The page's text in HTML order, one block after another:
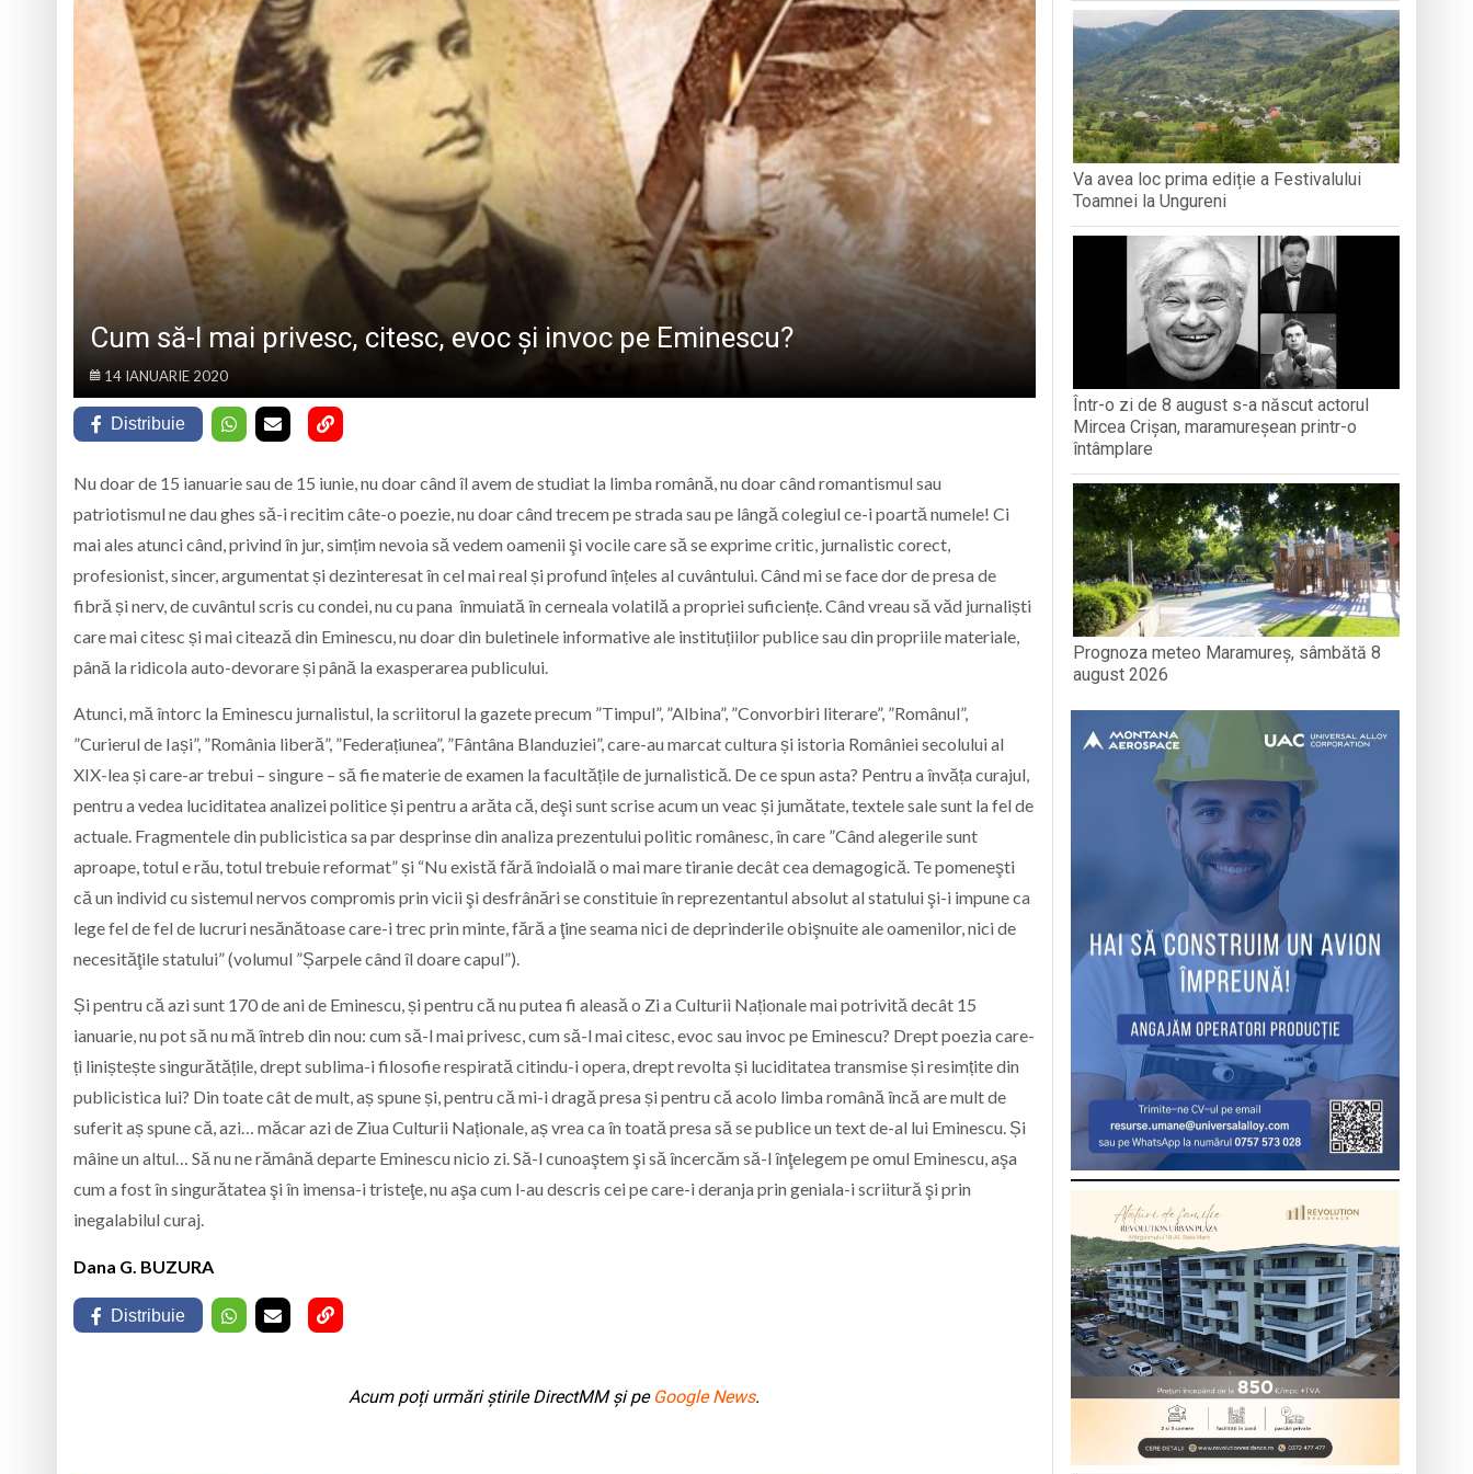
Cod roșu la Borșa. Revin ploile torențiale
Jandarmii avertizează: pajiștile alpine nu sunt trasee off-road
Copiii de la Centrul „Rivulus Pueris” Baia Mare au încheiat o vară plină de aventuri și amintiri
„Iancu de Hunedoara și Baia Mare: istorie, patrimoniu și memorie” – un eveniment dedicat marelui voievod, la
Muzeul Județean de Istorie și Arheologie Maramureș
Cum să-l mai privesc, citesc, evoc și invoc pe Eminescu?
14 IANUARIE 2020
Distribuie
Nu doar de 15 ianuarie sau de 15 iunie, nu doar când îl avem de studiat la limba română, nu doar când romantismul sau
patriotismul ne dau ghes să-i recitim câte-o poezie, nu doar când trecem pe strada sau pe lângă colegiul ce-i poartă numele! Ci
mai ales atunci când, privind în jur, simțim nevoia să vedem oamenii şi vocile care să se exprime critic, jurnalistic corect,
profesionist, sincer, argumentat și dezinteresat în cel mai real și profund înțeles al cuvântului. Când mi se face dor de presa de
fibră și nerv, de cuvântul scris cu condei, nu cu pana înmuiată în cerneala volatilă a propriei suficiențe. Când vreau să văd jurnaliști
care mai citesc și mai citează din Eminescu, nu doar din buletinele informative ale instituțiilor publice sau din propriile materiale,
până la ridicola auto-devorare și până la exasperarea publicului.
Atunci, mă întorc la Eminescu jurnalistul, la scriitorul la gazete precum ”Timpul”, ”Albina”, ”Convorbiri literare”, ”Românul”,
”Curierul de Iași”, ”România liberă”, ”Federațiunea”, ”Fântâna Blanduziei”, care-au marcat cultura și istoria României secolului al
XIX-lea și care-ar trebui – singure – să fie materie de examen la facultățile de jurnalistică. De ce spun asta? Pentru a învăța curajul,
pentru a vedea luciditatea analizei politice și pentru a arăta că, deşi sunt scrise acum un veac și jumătate, textele sale sunt la fel de
actuale. Fragmentele din publicistica sa par desprinse din analiza prezentului politic românesc, în care ”Când alegerile sunt
aproape, totul e rău, totul trebuie reformat” și “Nu există fără îndoială o mai mare tiranie decât cea demagogică. Te pomeneşti
că un individ cu sistemul nervos compromis prin vicii şi desfrânări se constituie în reprezentantul absolut al statului şi-i impune ca
lege fel de fel de lucruri nesănătoase care-i trec prin minte, fără a ţine seama nici de deprinderile obişnuite ale oamenilor, nici de
necesităţile statului” (volumul ”Șarpele când îl doare capul”).
Și pentru că azi sunt 170 de ani de Eminescu, și pentru că nu putea fi aleasă o Zi a Culturii Naționale mai potrivită decât 15
ianuarie, nu pot să nu mă întreb din nou: cum să-l mai privesc, cum să-l mai citesc, evoc sau invoc pe Eminescu? Drept poezia care-
ți liniștește singurătățile, drept sublima-i filosofie respirată citindu-i opera, drept revolta și luciditatea transmise și resimțite din
publicistica lui? Din toate cât de mult, aș spune și, pentru că mi-i dragă presa și pentru că acolo limba română încă are mult de
suferit aș spune că, azi… măcar azi de Ziua Culturii Naționale, aș vrea ca în toată presa să se publice un text de-al lui Eminescu. Și
mâine un altul… Să nu ne rămână departe Eminescu nicio zi. Să-l cunoaştem şi să încercăm să-l înţelegem pe omul Eminescu, aşa
cum a fost în singurătatea şi în imensa-i tristeţe, nu aşa cum l-au descris cei pe care-i deranja prin geniala-i scriitură şi prin
inegalabilul curaj.
Dana G. BUZURA
Distribuie
Acum poți urmări știrile DirectMM și pe Google News.
Va avea loc prima ediție a Festivalului
Toamnei la Ungureni
Într-o zi de 8 august s-a născut actorul
Mircea Crișan, maramureșean printr-o
întâmplare
Prognoza meteo Maramureș, sâmbătă 8
august 2026